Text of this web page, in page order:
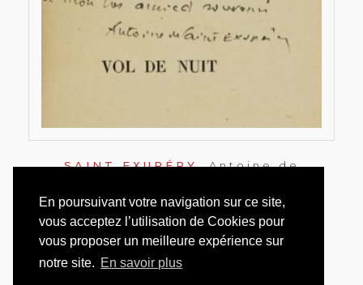
En poursuivant votre navigation sur ce site,
vous acceptez l’utilisation de Cookies pour
vous proposer un meilleure expérience sur
notre site. En savoir plus
SAINT EXUPÉRY,Antoine de
1929 ET 1931
VENDU